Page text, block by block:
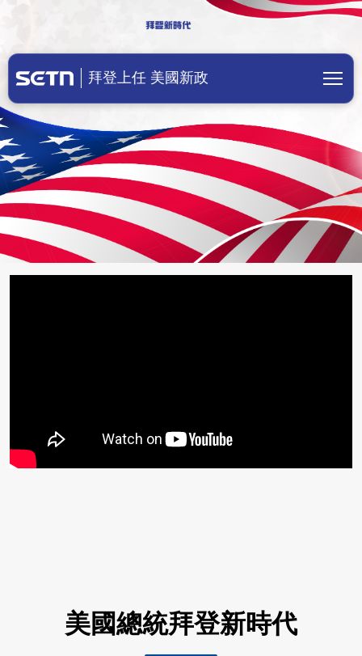
美國總統拜登上任！川普成立
拜登上任 美國新政
美國總統拜登新時代